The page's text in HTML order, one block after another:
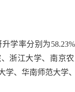
学率分别为
浙江大学、南京
学、华南师范大学